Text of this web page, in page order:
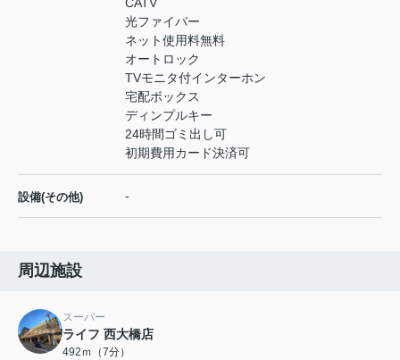
CATV
光ファイバー
ネット使用料無料
オートロック
TVモニタ付インターホン
宅配ボックス
ディンプルキー
24時間ゴミ出し可
初期費用カード決済可
設備(その他) -
周辺施設
スーパー
ライフ 西大橋店
492ｍ（7分）